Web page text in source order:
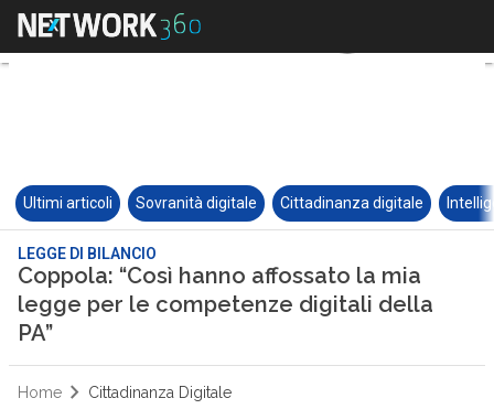
Ultimi articoli Sovranità digitale Cittadinanza digitale
LEGGE DI BILANCIO
Coppola: “Così hanno affossato la mia
legge per le competenze digitali della
PA”
Home Cittadinanza Digitale